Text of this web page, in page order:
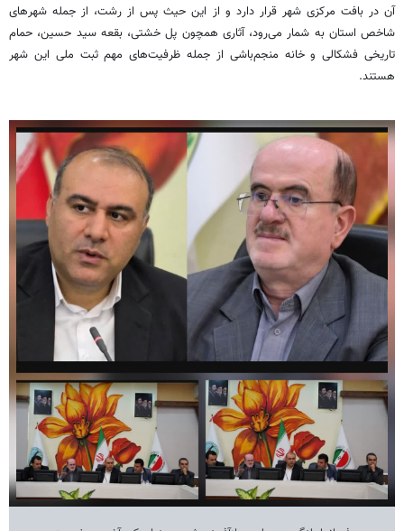
آن در بافت مرکزی شهر قرار دارد و از این حیث پس از رشت، از جمله شهرهای
شاخص استان به شمار می‌رود، آثاری همچون پل خشتی، بقعه سید حسین، حمام
تاریخی فشکالی و خانه منجم‌باشی از جمله ظرفیت‌های مهم ثبت ملی این شهر
هستند.